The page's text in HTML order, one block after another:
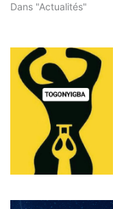
Dans "Actualités"